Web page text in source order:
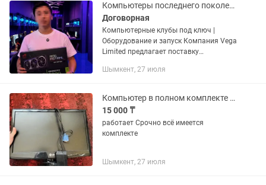
Компьютеры последнего поколения оптом
Договорная
Компьютерные клубы под ключ |
Оборудование и запуск Компания Vega
Limited предлагает поставку
компьютерных клубов. Комплектация:
Шымкент, 27 июля
Компьютер в полном комплекте не новая для ксерокопии и.т.д
15 000 ₸
работает Срочно всё имеется
комплекте
Шымкент, 27 июля